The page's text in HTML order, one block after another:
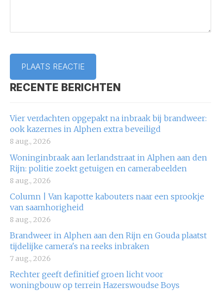
RECENTE BERICHTEN
Vier verdachten opgepakt na inbraak bij brandweer:
ook kazernes in Alphen extra beveiligd
8 aug., 2026
Woninginbraak aan Ierlandstraat in Alphen aan den
Rijn: politie zoekt getuigen en camerabeelden
8 aug., 2026
Column | Van kapotte kabouters naar een sprookje
van saamhorigheid
8 aug., 2026
Brandweer in Alphen aan den Rijn en Gouda plaatst
tijdelijke camera's na reeks inbraken
7 aug., 2026
Rechter geeft definitief groen licht voor
woningbouw op terrein Hazerswoudse Boys